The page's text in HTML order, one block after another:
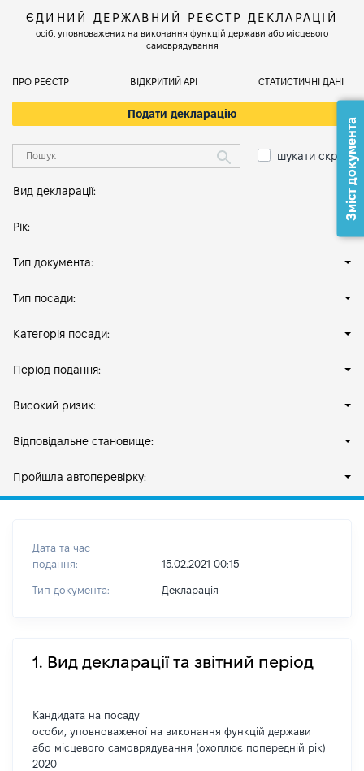
ЄДИНИЙ ДЕРЖАВНИЙ РЕЄСТР ДЕКЛАРАЦІЙ
осіб, уповноважених на виконання функцій держави або місцевого
самоврядування
ПРО РЕЄСТР ВІДКРИТИЙ АРІ СТАТИСТИЧНІ ДАНІ
Подати декларацію
шукати скрізь
Вид декларації:
Рік:
Тип документа:
Тип посади:
Категорія посади:
Період подання:
Високий ризик:
Відповідальне становище:
Пройшла автоперевірку:
Дата та час
подання:
15.02.2021 00:15
Тип документа: Декларація
1. Вид декларації та звітний період
Кандидата на посаду
особи, уповноваженої на виконання функцій держави
або місцевого самоврядування (охоплює попередній рік)
2020
Зміст документа